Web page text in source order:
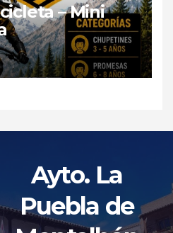
– Mini
Ayto. La
Puebla de